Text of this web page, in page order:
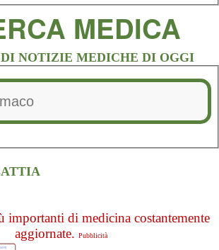
MEDICA
NOTIZIE MEDICHE DI OGGI
importanti di medicina costantemente
aggiornate. Pubblicità